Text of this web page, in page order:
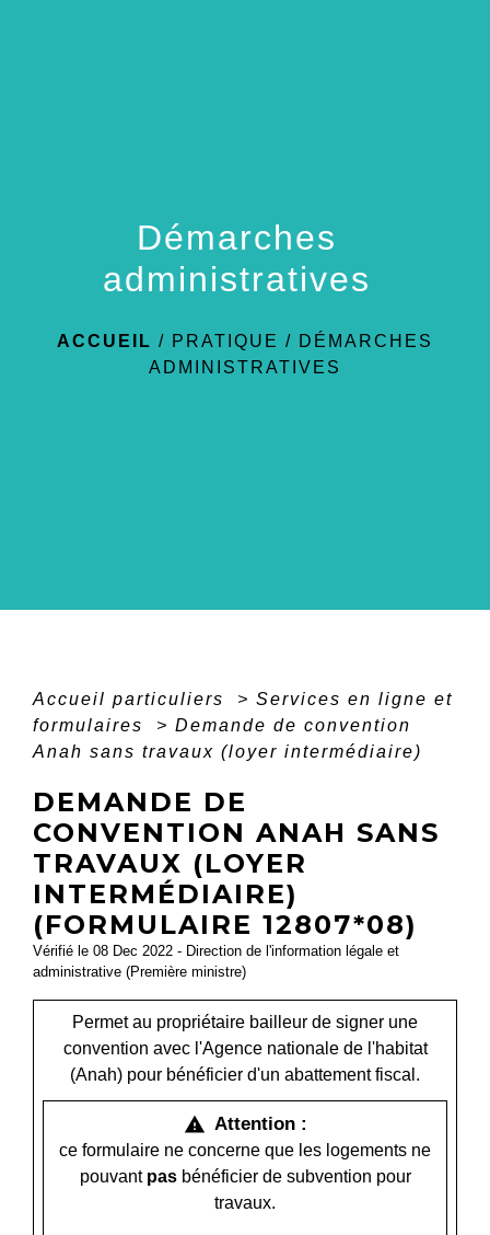
Démarches
administratives
ACCUEIL / PRATIQUE / DÉMARCHES
ADMINISTRATIVES
Accueil particuliers > Services en ligne et
formulaires
> Demande de convention
Anah sans travaux (loyer intermédiaire)
DEMANDE DE
CONVENTION ANAH SANS
TRAVAUX (LOYER
INTERMÉDIAIRE)
(FORMULAIRE 12807*08)
Vérifié le 08 Dec 2022 - Direction de l'information légale et
administrative (Première ministre)
Permet au propriétaire bailleur de signer une
convention avec l'Agence nationale de l'habitat
(Anah) pour bénéficier d'un abattement fiscal.
warning Attention :
ce formulaire ne concerne que les logements ne
pouvant pasbénéficier de subvention pour
travaux.